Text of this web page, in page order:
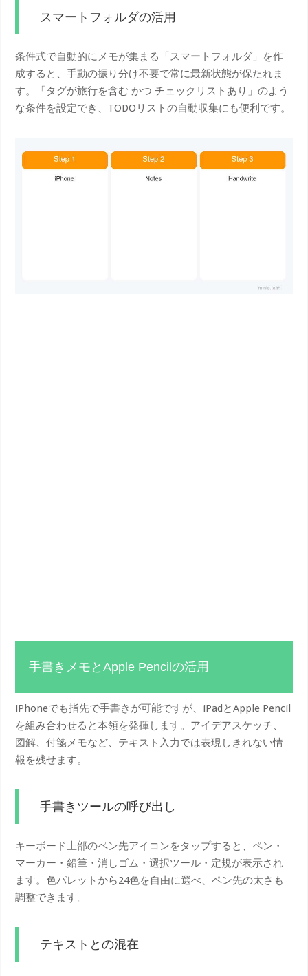
スマートフォルダの活用
条件式で自動的にメモが集まる「スマートフォルダ」を作
成すると、手動の振り分け不要で常に最新状態が保たれま
す。「タグが旅行を含む かつ チェックリストあり」のよう
な条件を設定でき、TODOリストの自動収集にも便利です。
手書きメモとApple Pencilの活用
iPhoneでも指先で手書きが可能ですが、iPadとApple Pencil
を組み合わせると本領を発揮します。アイデアスケッチ、
図解、付箋メモなど、テキスト入力では表現しきれない情
報を残せます。
手書きツールの呼び出し
キーボード上部のペン先アイコンをタップすると、ペン・
マーカー・鉛筆・消しゴム・選択ツール・定規が表示され
ます。色パレットから24色を自由に選べ、ペン先の太さも
調整できます。
テキストとの混在